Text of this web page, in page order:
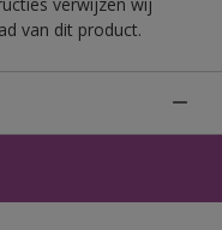
van dit product.